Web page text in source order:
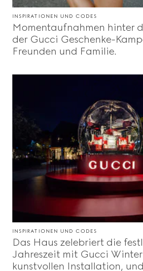
INSPIRATIONEN UND CODES
Momentaufnahmen hinter
der Gucci Geschenke-
Freunden und Familie.
INSPIRATIONEN UND CODES
Das Haus zelebriert die
Jahreszeit mit Gucci
kunstvollen Installation,